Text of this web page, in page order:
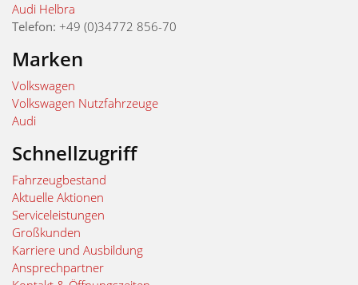
Audi Helbra
Telefon: +49 (0)34772 856-70
Marken
Volkswagen
Volkswagen Nutzfahrzeuge
Audi
Schnellzugriff
Fahrzeugbestand
Aktuelle Aktionen
Serviceleistungen
Großkunden
Karriere und Ausbildung
Ansprechpartner